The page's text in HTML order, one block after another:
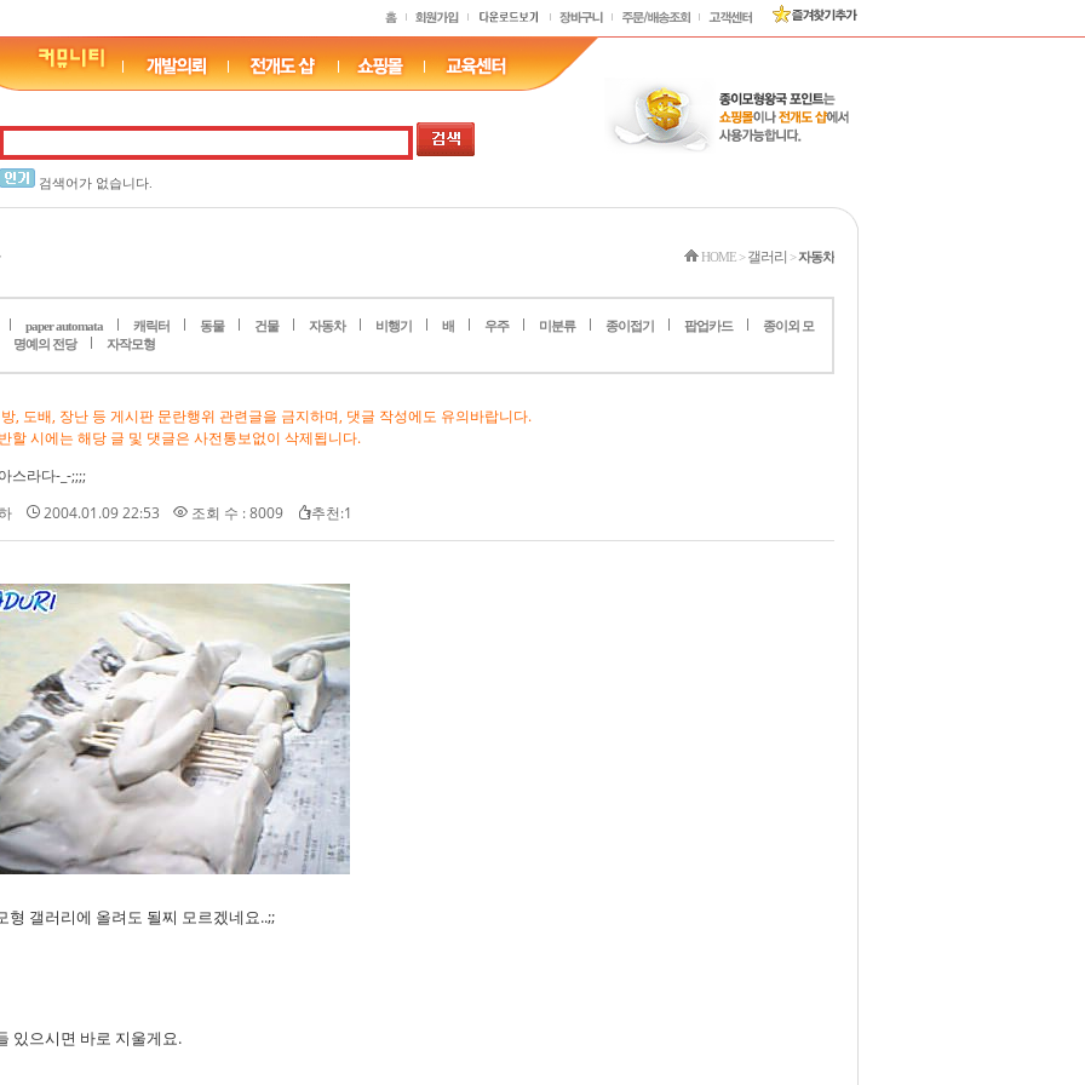
검색어가 없습니다.
HOME >갤러리 >자동차
paper automata 캐릭터 동물 건물 자동차 비행기 배 우주 미분류 종이접기 팝업카드
종이외 모
명예의 전당
자작모형
, 도배, 장난 등 게시판 문란행위 관련글을 금지하며, 댓글 작성에도 유의바랍니다.
할 시에는 해당 글 및 댓글은 사전통보없이 삭제됩니다.
스라다-_-;;;;
2004.01.09 22:53 조회 수 : 8009 추천:1
형 갤러리에 올려도 될찌 모르겠네요..;;
있으시면 바로 지울게요.